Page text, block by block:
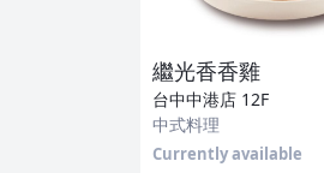
繼光香香雞
台中中港店 12F
中式料理
Currently available